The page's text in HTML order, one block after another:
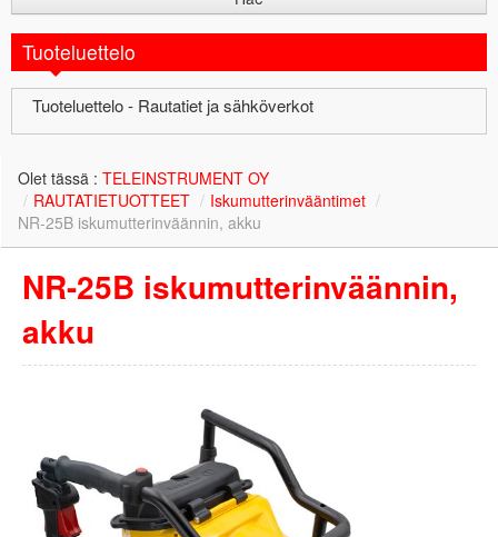
Tuoteluettelo
Tuoteluettelo - Rautatiet ja sähköverkot
Olet tässä : TELEINSTRUMENT OY
/ RAUTATIETUOTTEET / Iskumutterinvääntimet /
NR-25B iskumutterinväännin, akku
NR-25B iskumutterinväännin,
akku